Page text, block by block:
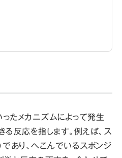
ったメカニズムによって発生
反応を指します。例えば、ス
あり、へこんでいるスポンジ